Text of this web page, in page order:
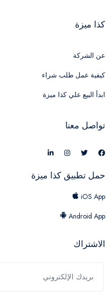
كذا ميزة
عن الشركة
كيفية عمل طلب شراء
ابدأ البيع علي كذا ميزة
تواصل معنا
حمل تطبيق كذا ميزة
iOS App
Android App
الاشتراك